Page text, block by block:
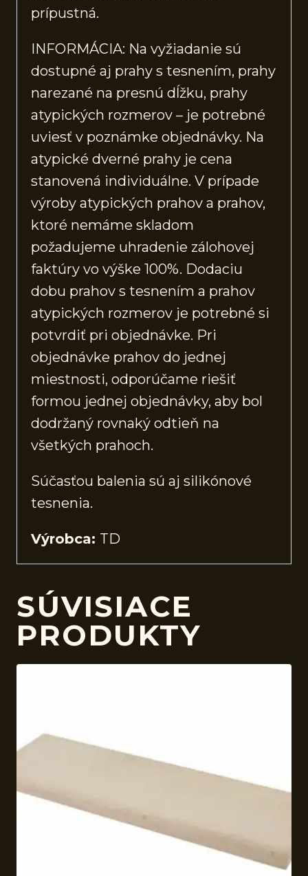
prípustná.
INFORMÁCIA: Na vyžiadanie sú
dostupné aj prahy s tesnením, prahy
narezané na presnú dĺžku, prahy
atypických rozmerov – je potrebné
uviesť v poznámke objednávky. Na
atypické dverné prahy je cena
stanovená individuálne. V prípade
výroby atypických prahov a prahov,
ktoré nemáme skladom
požadujeme uhradenie zálohovej
faktúry vo výške 100%. Dodaciu
dobu prahov s tesnením a prahov
atypických rozmerov je potrebné si
potvrdiť pri objednávke. Pri
objednávke prahov do jednej
miestnosti, odporúčame riešiť
formou jednej objednávky, aby bol
dodržaný rovnaký odtieň na
všetkých prahoch.
Súčasťou balenia sú aj silikónové
tesnenia.
Výrobca: TD
SÚVISIACE
PRODUKTY